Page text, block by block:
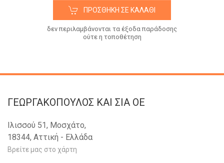
ΠΡΟΣΘΉΚΗ ΣΕ ΚΑΛΆΘΙ
δεν περιλαμβάνονται τα έξοδα παράδοσης
ούτε η τοποθέτηση
ΓΕΩΡΓΑΚΟΠΟΥΛΟΣ KAI ΣΙΑ OE
Ιλισσού 51, Μοσχάτο,
18344, Αττική - Ελλάδα
Βρείτε μας στο χάρτη